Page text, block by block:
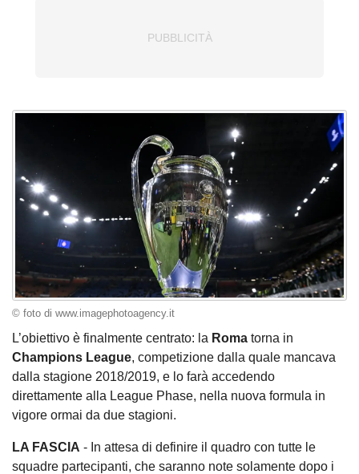
© foto di www.imagephotoagency.it
L’obiettivo è finalmente centrato: la Roma torna in
Champions League, competizione dalla quale mancava
dalla stagione 2018/2019, e lo farà accedendo
direttamente alla League Phase, nella nuova formula in
vigore ormai da due stagioni.
LA FASCIA - In attesa di definire il quadro con tutte le
squadre partecipanti, che saranno note solamente dopo i